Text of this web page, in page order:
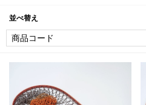
並べ替え